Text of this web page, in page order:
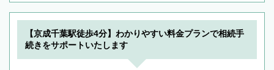
【京成千葉駅徒歩4分】わかりやすい料金プランで相続手
続きをサポートいたします